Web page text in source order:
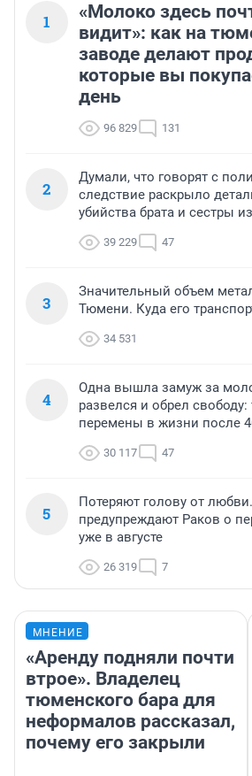
1
«Молоко здесь
видит»: как на
заводе делают
которые вы
день
96 829 131
2
Думали, что говорят с
следствие раскрыло
убийства брата и сестры
39 229 47
3
Значительный объем
Тюмени. Куда его
34 531
4
Одна вышла замуж за
развелся и обрел
перемены в жизни после
30 117 47
5
Потеряют голову от
предупреждают Раков о
уже в августе
26 319 7
МНЕНИЕ
«Аренду подняли почти
втрое». Владелец
тюменского бара для
неформалов рассказал,
почему его закрыли